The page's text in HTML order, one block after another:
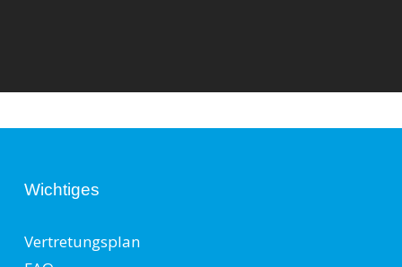
Wichtiges
Vertretungsplan